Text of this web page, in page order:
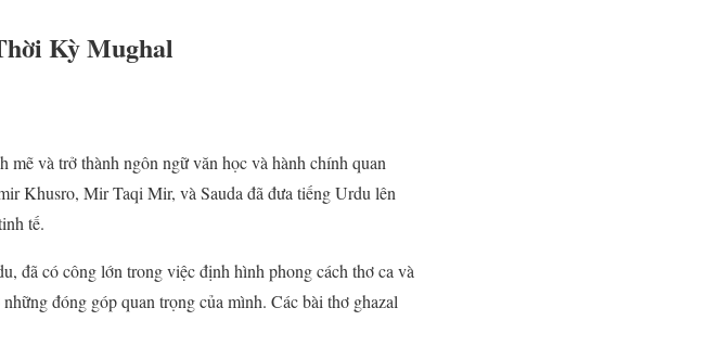
Kỳ Mughal
và trở thành ngôn ngữ văn học và hành chính quan
Khusro, Mir Taqi Mir, và Sauda đã đưa tiếng Urdu lên
tế.
đã có công lớn trong việc định hình phong cách thơ ca và
đóng góp quan trọng của mình. Các bài thơ ghazal